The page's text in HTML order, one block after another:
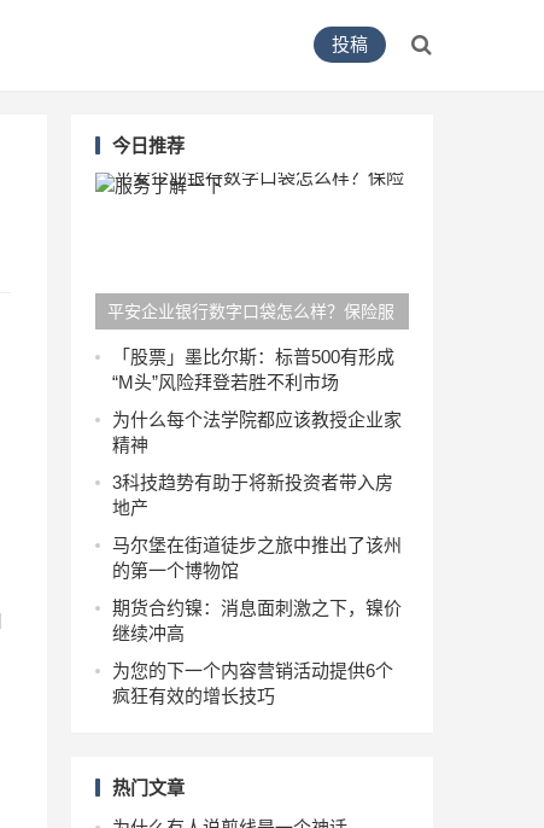
投稿
今日推荐
平安企业银行数字口袋怎么样？保险服
务了解一下
「股票」墨比尔斯：标普500有形成
“M头”风险拜登若胜不利市场
为什么每个法学院都应该教授企业家
精神
3科技趋势有助于将新投资者带入房
地产
马尔堡在街道徒步之旅中推出了该州
的第一个博物馆
期货合约镍：消息面刺激之下，镍价
继续冲高
为您的下一个内容营销活动提供6个
疯狂有效的增长技巧
热门文章